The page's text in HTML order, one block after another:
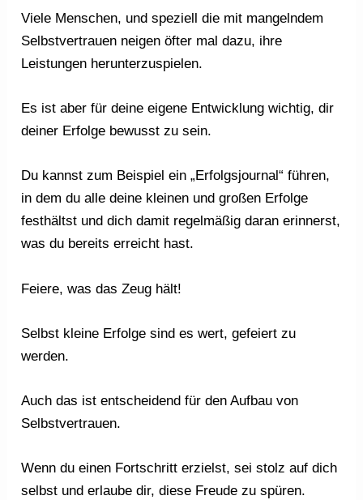
Viele Menschen, und speziell die mit mangelndem
Selbstvertrauen neigen öfter mal dazu, ihre
Leistungen herunterzuspielen.
Es ist aber für deine eigene Entwicklung wichtig, dir
deiner Erfolge bewusst zu sein.
Du kannst zum Beispiel ein „Erfolgsjournal“ führen,
in dem du alle deine kleinen und großen Erfolge
festhältst und dich damit regelmäßig daran erinnerst,
was du bereits erreicht hast.
Feiere, was das Zeug hält!
Selbst kleine Erfolge sind es wert, gefeiert zu
werden.
Auch das ist entscheidend für den Aufbau von
Selbstvertrauen.
Wenn du einen Fortschritt erzielst, sei stolz auf dich
selbst und erlaube dir, diese Freude zu spüren.